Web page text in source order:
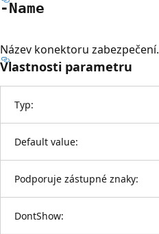
-Name
Název konektoru zabezpečení.
Vlastnosti parametru
Typ:
Default value:
Podporuje zástupné znaky:
DontShow: